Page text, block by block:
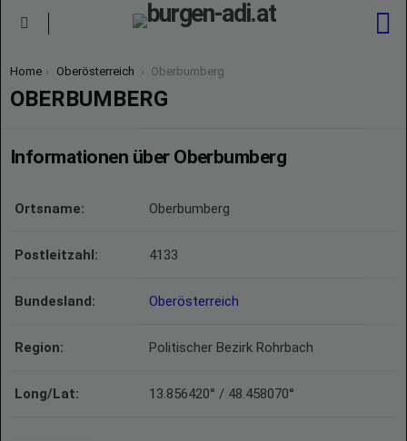
You are here:
Home Oberösterreich Oberbumberg
OBERBUMBERG
Informationen über Oberbumberg
Ortsname: Oberbumberg
Postleitzahl: 4133
Bundesland: Oberösterreich
Region: Politischer Bezirk Rohrbach
Long/Lat: 13.856420° / 48.458070°